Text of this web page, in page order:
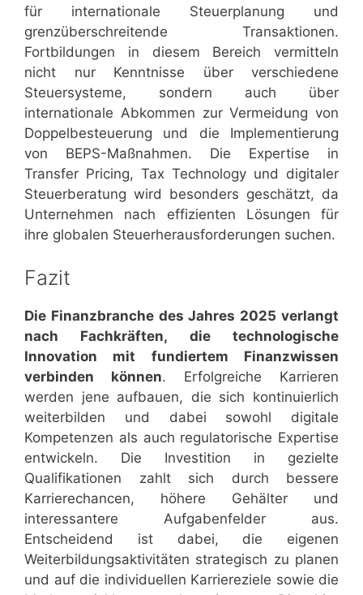
für internationale Steuerplanung und
grenzüberschreitende Transaktionen.
Fortbildungen in diesem Bereich vermitteln
nicht nur Kenntnisse über verschiedene
Steuersysteme, sondern auch über
internationale Abkommen zur Vermeidung von
Doppelbesteuerung und die Implementierung
von BEPS-Maßnahmen. Die Expertise in
Transfer Pricing, Tax Technology und digitaler
Steuerberatung wird besonders geschätzt, da
Unternehmen nach effizienten Lösungen für
ihre globalen Steuerherausforderungen suchen.
Fazit
Die Finanzbranche des Jahres 2025 verlangt
nach Fachkräften, die technologische
Innovation mit fundiertem Finanzwissen
verbinden können. Erfolgreiche Karrieren
werden jene aufbauen, die sich kontinuierlich
weiterbilden und dabei sowohl digitale
Kompetenzen als auch regulatorische Expertise
entwickeln. Die Investition in gezielte
Qualifikationen zahlt sich durch bessere
Karrierechancen, höhere Gehälter und
interessantere Aufgabenfelder aus.
Entscheidend ist dabei, die eigenen
Weiterbildungsaktivitäten strategisch zu planen
und auf die individuellen Karriereziele sowie die